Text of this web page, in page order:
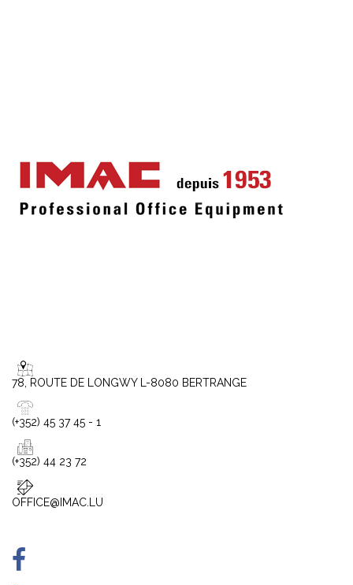
78, ROUTE DE LONGWY L-8080 BERTRANGE
(+352) 45 37 45 - 1
(+352) 44 23 72
OFFICE@IMAC.LU